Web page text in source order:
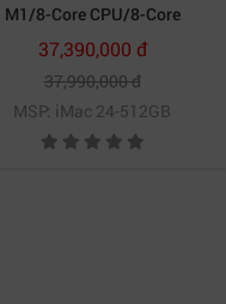
M1/8-Core CPU/8-Core
GPU/8GB/512GB SSD
37,390,000 đ
37,990,000 đ
MSP: iMac 24-512GB